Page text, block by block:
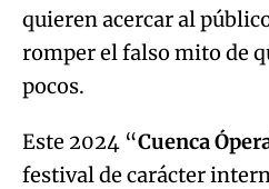
quieren acercar al
romper el falso mito de
pocos.
Este 2024 “Cuenca
festival de carácter